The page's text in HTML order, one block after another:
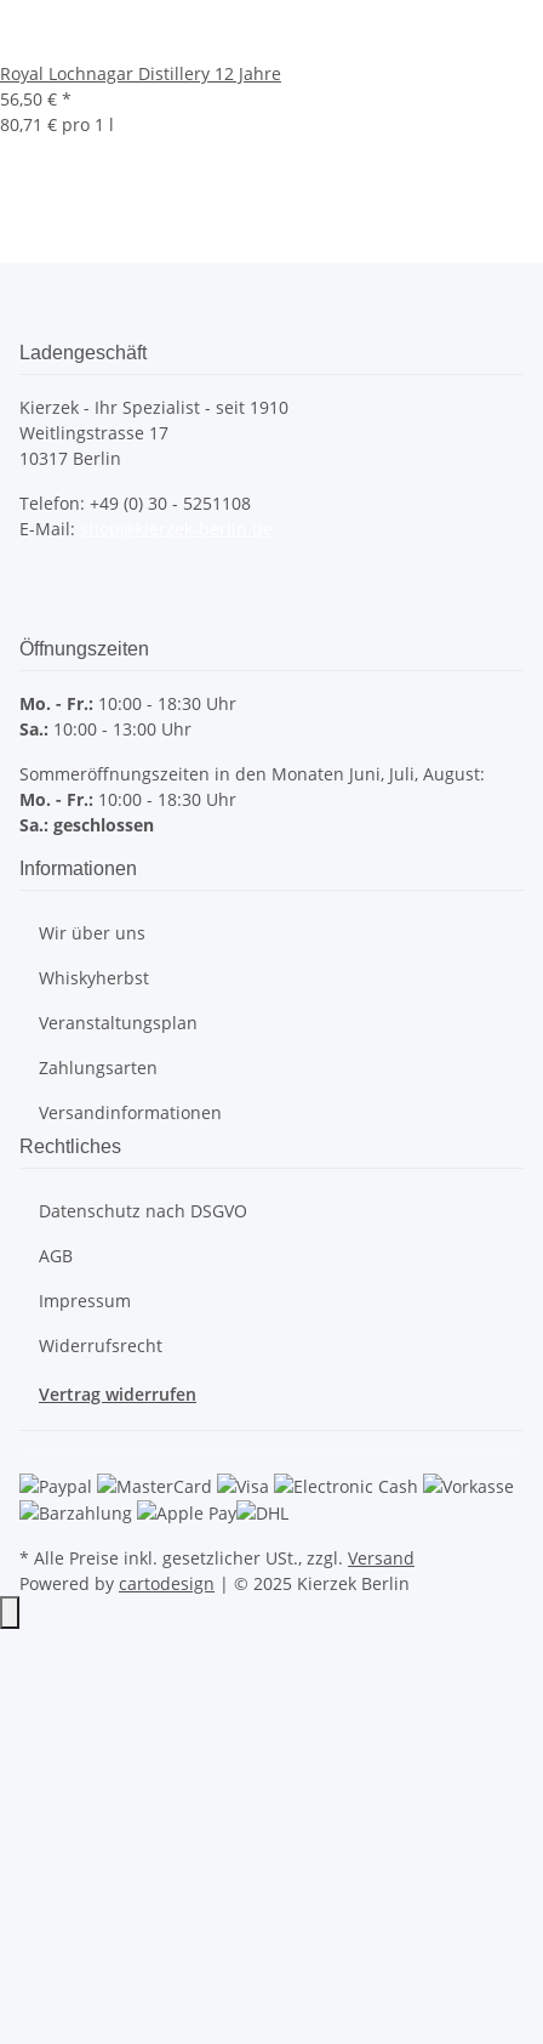
Royal Lochnagar Distillery 12 Jahre
56,50 € *
80,71 € pro 1 l
Ladengeschäft
Kierzek - Ihr Spezialist - seit 1910
Weitlingstrasse 17
10317 Berlin
Telefon: +49 (0) 30 - 5251108
E-Mail:
Öffnungszeiten
Mo. - Fr.: 10:00 - 18:30 Uhr
Sa.: 10:00 - 13:00 Uhr
Sommeröffnungszeiten in den Monaten Juni, Juli, August:
Mo. - Fr.: 10:00 - 18:30 Uhr
Sa.: geschlossen
Informationen
Wir über uns
Whiskyherbst
Veranstaltungsplan
Zahlungsarten
Versandinformationen
Rechtliches
Datenschutz nach DSGVO
AGB
Impressum
Widerrufsrecht
Vertrag widerrufen
* Alle Preise inkl. gesetzlicher USt., zzgl. Versand
Powered by cartodesign | © 2025 Kierzek Berlin